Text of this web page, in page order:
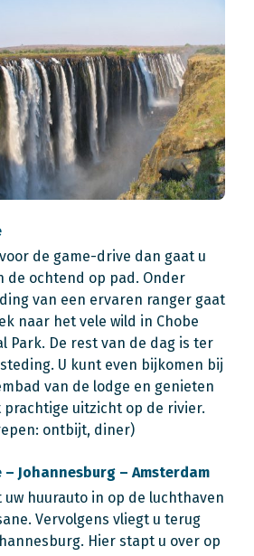
de game-drive dan gaat u
de ochtend op pad. Onder
van een ervaren ranger gaat
naar het vele wild in Chobe
Park. De rest van de dag is ter
U kunt even bijkomen bij
van de lodge en genieten
prachtige uitzicht op de rivier.
ontbijt, diner)
– Johannesburg – Amsterdam
uw huurauto in op de luchthaven
Vervolgens vliegt u terug
Hier stapt u over op